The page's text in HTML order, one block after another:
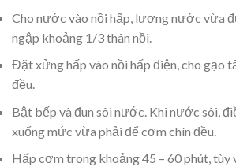
Cho nước vào nồi hấp, lượng nước vừa
ngập khoảng 1/3 thân nồi.
Đặt xửng hấp vào nồi hấp điện, cho gạo
đều.
Bật bếp và đun sôi nước. Khi nước sôi,
xuống mức vừa phải để cơm chín đều.
Hấp cơm trong khoảng 45 – 60 phút, tùy